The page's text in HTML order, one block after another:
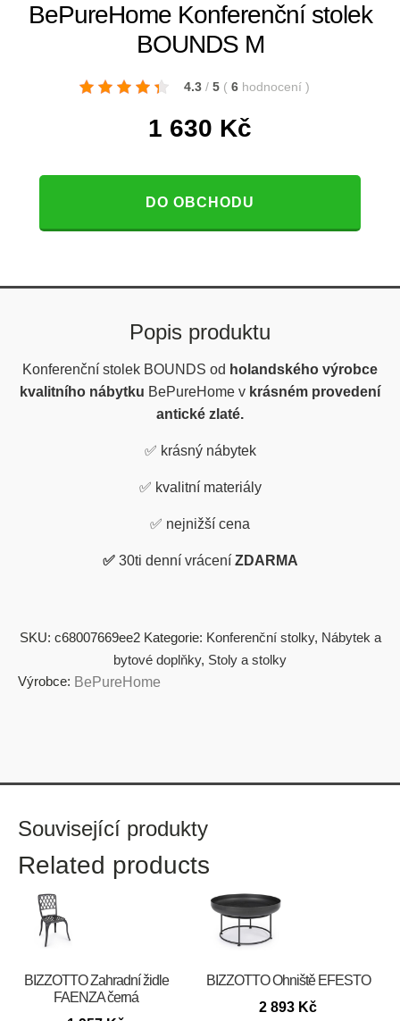
BePureHome Konferenční stolek
BOUNDS M
4.3 / 5 ( 6 hodnocení )
1 630 Kč
DO OBCHODU
Popis produktu
Konferenční stolek BOUNDS od holandského výrobce
kvalitního nábytku BePureHome v krásném provedení
antické zlaté.
✅ krásný nábytek
✅ kvalitní materiály
✅ nejnižší cena
✅ 30ti denní vrácení ZDARMA
SKU: c68007669ee2 Kategorie: Konferenční stolky, Nábytek a
bytové doplňky, Stoly a stolky
Výrobce: BePureHome
Související produkty
Related products
BIZZOTTO Zahradní židle
FAENZA černá
BIZZOTTO Ohniště EFESTO
2 893 Kč